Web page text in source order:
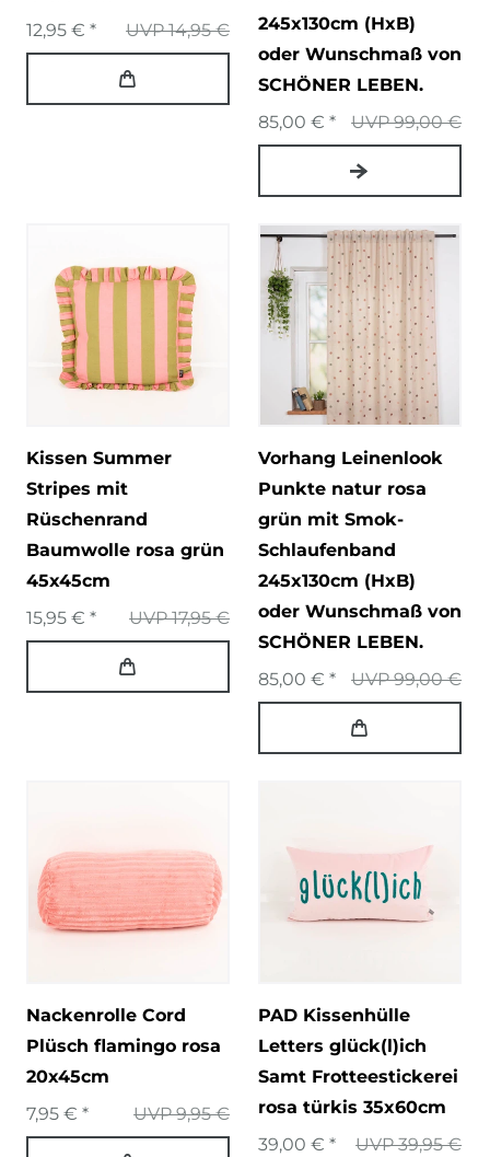
UVP 14,95 €
12,95 € *
245x130cm (HxB)
oder Wunschmaß von
SCHÖNER LEBEN.
UVP 99,00 €
85,00 € *
Kissen Summer
Stripes mit
Rüschenrand
Baumwolle rosa grün
45x45cm
UVP 17,95 €
15,95 € *
Vorhang Leinenlook
Punkte natur rosa
grün mit Smok-
Schlaufenband
245x130cm (HxB)
oder Wunschmaß von
SCHÖNER LEBEN.
UVP 99,00 €
85,00 € *
Nackenrolle Cord
Plüsch flamingo rosa
20x45cm
UVP 9,95 €
7,95 € *
PAD Kissenhülle
Letters glück(l)ich
Samt Frotteestickerei
rosa türkis 35x60cm
UVP 39,95 €
39,00 € *